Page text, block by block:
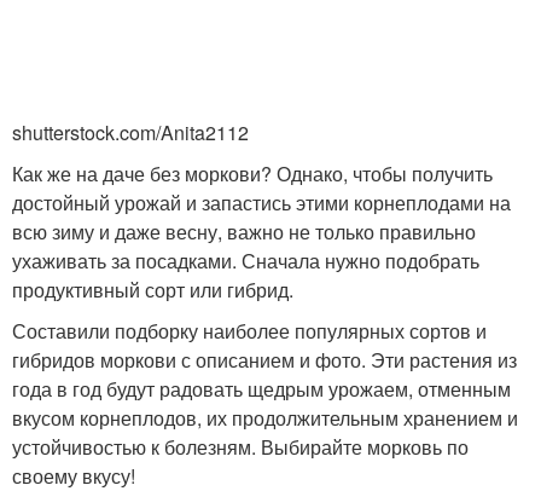
shutterstock.com/Anita2112
Как же на даче без моркови? Однако, чтобы получить
достойный урожай и запастись этими корнеплодами на
всю зиму и даже весну, важно не только правильно
ухаживать за посадками. Сначала нужно подобрать
продуктивный сорт или гибрид.
Составили подборку наиболее популярных сортов и
гибридов моркови с описанием и фото. Эти растения из
года в год будут радовать щедрым урожаем, отменным
вкусом корнеплодов, их продолжительным хранением и
устойчивостью к болезням. Выбирайте морковь по
своему вкусу!